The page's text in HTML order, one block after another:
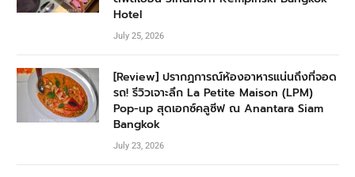
Hotel
July 25, 2026
[Review] ปรากฏการณ์ห้องอาหารแน่นถึงที่จอด
รถ! รีวิวเจาะลึก La Petite Maison (LPM)
Pop-up สุดเอกซ์คลูซีฟ ณ Anantara Siam
Bangkok
July 23, 2026